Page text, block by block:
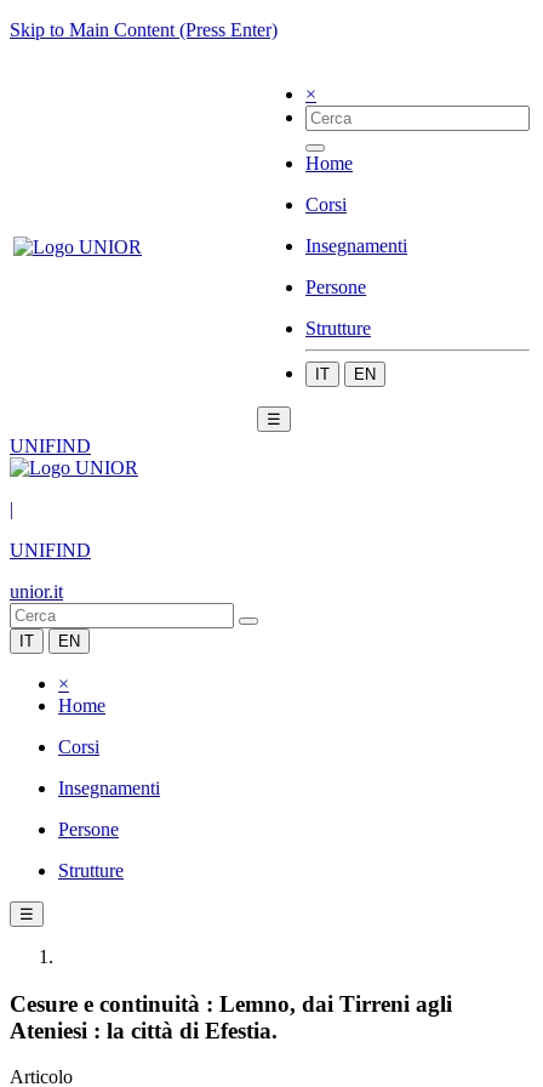
Skip to Main Content (Press Enter)
×
Home
Corsi
Insegnamenti
Persone
Strutture
IT EN
☰
UNIFIND
|
UNIFIND
unior.it
IT EN
×
Home
Corsi
Insegnamenti
Persone
Strutture
☰
Cesure e continuità : Lemno, dai Tirreni agli
Ateniesi : la città di Efestia.
Articolo